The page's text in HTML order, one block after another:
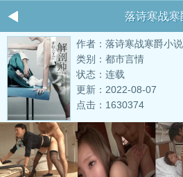
落诗寒战寒
作者：落诗寒战寒爵小
类别：都市言情
状态：连载
更新：2022-08-07
点击：1630374